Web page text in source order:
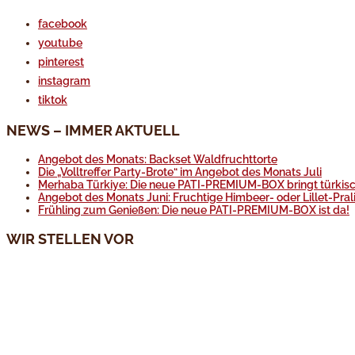
facebook
youtube
pinterest
instagram
tiktok
NEWS – IMMER AKTUELL
Angebot des Monats: Backset Waldfruchttorte
Die „Volltreffer Party-Brote“ im Angebot des Monats Juli
Merhaba Türkiye: Die neue PATI-PREMIUM-BOX bringt
Angebot des Monats Juni: Fruchtige Himbeer- oder Lillet-
Frühling zum Genießen: Die neue PATI-PREMIUM-BOX ist da!
WIR STELLEN VOR